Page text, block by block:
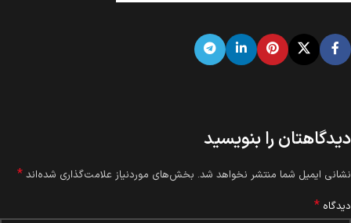
دیدگاهتان را بنویسید
نشانی ایمیل شما منتشر نخواهد شد. بخش‌های موردنیاز علامت‌گذاری شده‌اند *
دیدگاه *